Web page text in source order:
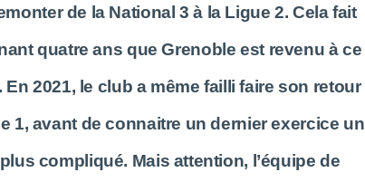
de la National 3 à la Ligue 2. Cela fait
quatre ans que Grenoble est revenu à ce
En 2021, le club a même failli faire son retour
1, avant de connaitre un dernier exercice un
compliqué. Mais attention, l’équipe de